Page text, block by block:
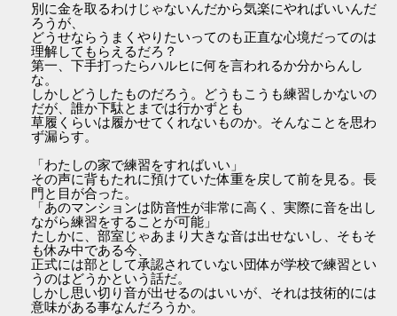
別に金を取るわけじゃないんだから気楽にやればいいんだ
ろうが、
どうせならうまくやりたいってのも正直な心境だってのは
理解してもらえるだろ？
第一、下手打ったらハルヒに何を言われるか分からんし
な。
しかしどうしたものだろう。どうもこうも練習しかないの
だが、誰か下駄とまでは行かずとも
草履くらいは履かせてくれないものか。そんなことを思わ
ず漏らす。
「わたしの家で練習をすればいい」
その声に背もたれに預けていた体重を戻して前を見る。長
門と目が合った。
「あのマンションは防音性が非常に高く、実際に音を出し
ながら練習をすることが可能」
たしかに、部室じゃあまり大きな音は出せないし、そもそ
も休み中である今、
正式には部として承認されていない団体が学校で練習とい
うのはどうかという話だ。
しかし思い切り音が出せるのはいいが、それは技術的には
意味がある事なんだろうか。